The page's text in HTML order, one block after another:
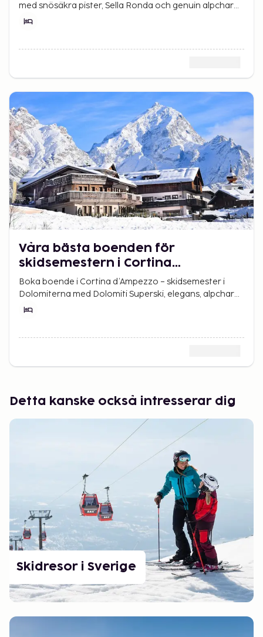
med snösäkra pister, Sella Ronda och genuin alpcharm
i hjärtat av Italien.
Våra bästa boenden för
skidsemestern i Cortina
d’Ampezzo
Boka boende i Cortina d’Ampezzo – skidsemester i
Dolomiterna med Dolomiti Superski, elegans, alpcharm
och oförglömlig skidåkning.
Detta kanske också intresserar dig
Skidresor i Sverige